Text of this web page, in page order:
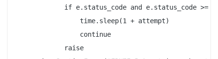
if e.status_code and e.status_code >=
                time.sleep(1 + attempt)
                continue
            raise